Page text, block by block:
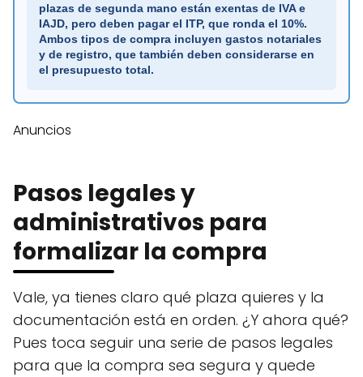
plazas de segunda mano están exentas de IVA e
IAJD, pero deben pagar el ITP, que ronda el 10%.
Ambos tipos de compra incluyen gastos notariales
y de registro, que también deben considerarse en
el presupuesto total.
Anuncios
Pasos legales y
administrativos para
formalizar la compra
Vale, ya tienes claro qué plaza quieres y la
documentación está en orden. ¿Y ahora qué?
Pues toca seguir una serie de pasos legales
para que la compra sea segura y quede